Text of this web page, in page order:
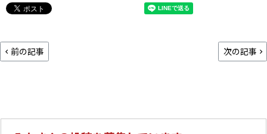
前の記事 次の記事